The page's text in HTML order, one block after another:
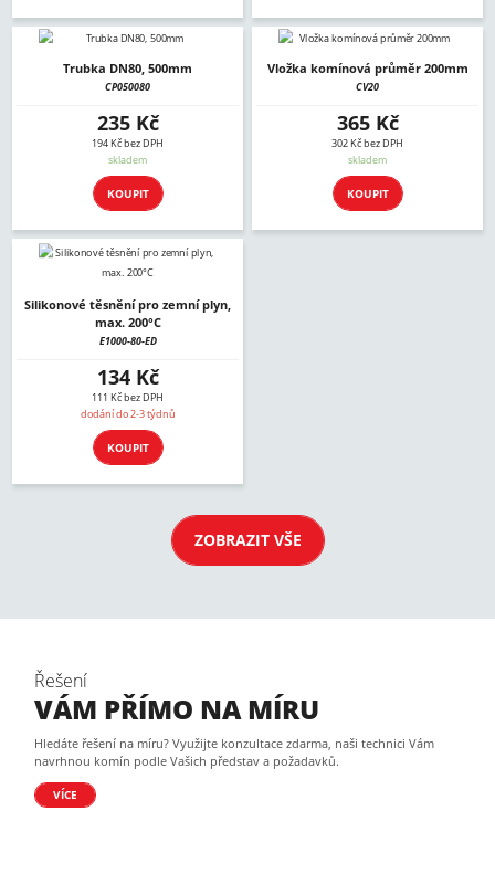
Trubka DN80, 500mm
CP050080
235 Kč
194 Kč bez DPH
skladem
KOUPIT
Vložka komínová průměr 200mm
CV20
365 Kč
302 Kč bez DPH
skladem
KOUPIT
Silikonové těsnění pro zemní plyn,
max. 200°C
E1000-80-ED
134 Kč
111 Kč bez DPH
dodání do 2-3 týdnů
KOUPIT
ZOBRAZIT VŠE
Řešení
VÁM PŘÍMO NA MÍRU
Hledáte řešení na míru? Využijte konzultace zdarma, naši technici Vám
navrhnou komín podle Vašich představ a požadavků.
VÍCE